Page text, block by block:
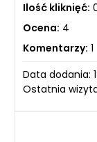
Ilość kliknięć:
Ocena: 4
Komentarzy: 1
Data dodania:
Ostatnia